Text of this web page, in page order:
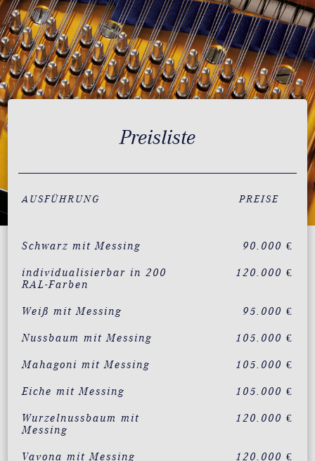
Preisliste
AUSFÜHRUNG PREISE
Schwarz mit Messing 90.000 €
individualisierbar in 200
RAL-Farben
120.000 €
Weiß mit Messing 95.000 €
Nussbaum mit Messing 105.000 €
Mahagoni mit Messing 105.000 €
Eiche mit Messing 105.000 €
Wurzelnussbaum mit
Messing
120.000 €
Vavona mit Messing 120.000 €